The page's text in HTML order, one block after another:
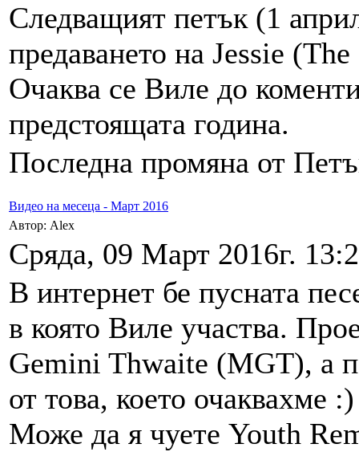
Следващият петък (1
предаването на Jessie
Очаква се Виле до
предстоящата година.
Последна промяна от
Видео на месеца - Март 2016
Автор: Alex
Сряда, 09 Март 2016г.
В интернет бе пусната
в която Виле участва.
Gemini Thwaite (MGT), а
от това, което очаквахме :)
Може да я чуете Youth